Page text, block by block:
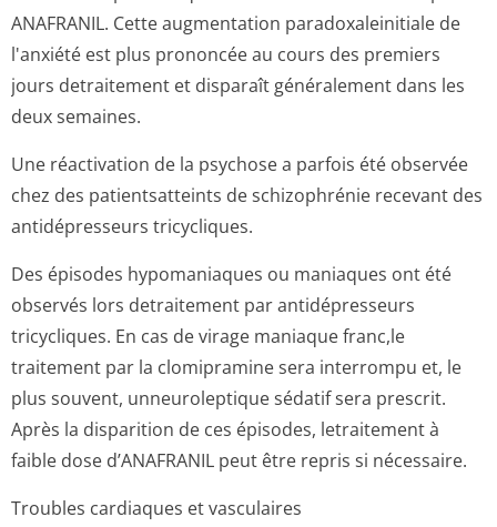
ANAFRANIL. Cette augmentation paradoxaleinitiale de
l'anxiété est plus prononcée au cours des premiers
jours detraitement et disparaît généralement dans les
deux semaines.
Une réactivation de la psychose a parfois été observée
chez des patientsatteints de schizophrénie recevant des
antidépresseurs tricycliques.
Des épisodes hypomaniaques ou maniaques ont été
observés lors detraitement par antidépresseurs
tricycliques. En cas de virage maniaque franc,le
traitement par la clomipramine sera interrompu et, le
plus souvent, unneuroleptique sédatif sera prescrit.
Après la disparition de ces épisodes, letraitement à
faible dose d’ANAFRANIL peut être repris si nécessaire.
Troubles cardiaques et vasculaires